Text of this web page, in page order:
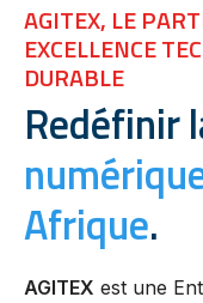
AGITEX, LE
EXCELLENCE
DURABLE
Redéfinir
Afrique.
AGITEX est une